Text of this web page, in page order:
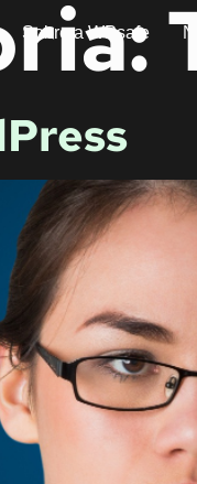
Sobre a WPsafe